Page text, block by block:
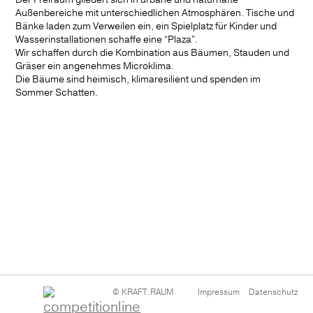
News
Außenbereiche mit unterschiedlichen Atmosphären. Tische und
Bänke laden zum Verweilen ein, ein Spielplatz für Kinder und
Wasserinstallationen schaffe eine “Plaza”.
Wir schaffen durch die Kombination aus Bäumen, Stauden und
Gräser ein angenehmes Microklima.
Die Bäume sind heimisch, klimaresilient und spenden im
Sommer Schatten.
Navigation
Impressum Datenschutz
© KRAFT.RAUM.